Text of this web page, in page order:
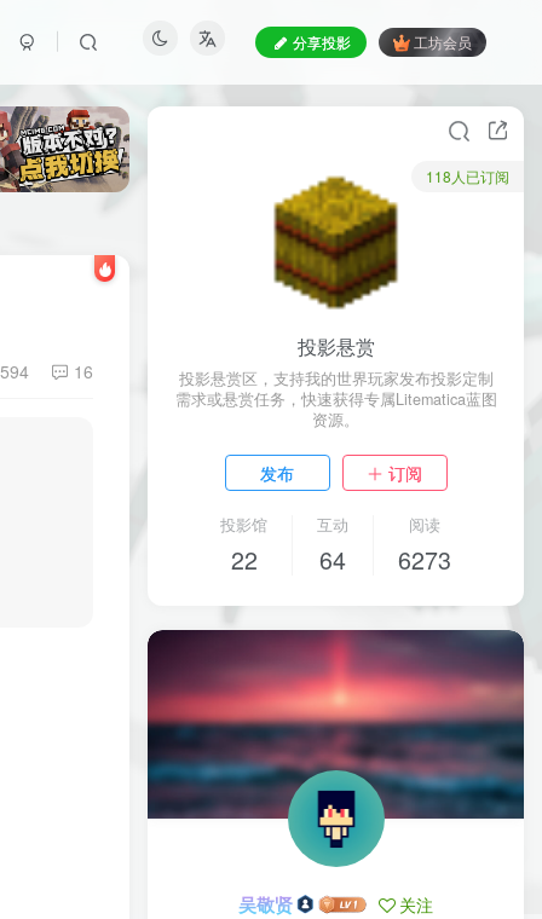
分享投影 工坊会员
594 16
118人已订阅
投影悬赏
投影悬赏区，支持我的世界玩家发布投影定制
需求或悬赏任务，快速获得专属Litematica蓝图
资源。
发布 订阅
投影馆
22
互动
64
阅读
6273
吴敬贤 关注